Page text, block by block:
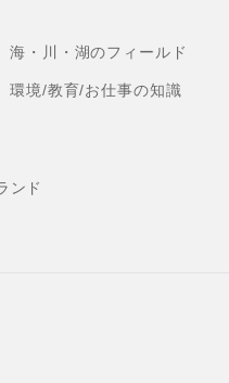
海・川・湖のフィールド
環境/教育/お仕事の知識
ンド